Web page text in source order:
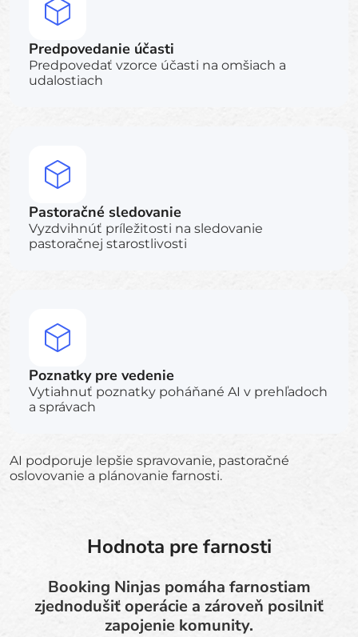
Predpovedanie účasti
Predpovedať vzorce účasti na omšiach a
udalostiach
Pastoračné sledovanie
Vyzdvihnúť príležitosti na sledovanie
pastoračnej starostlivosti
Poznatky pre vedenie
Vytiahnuť poznatky poháňané AI v prehľadoch
a správach
AI podporuje lepšie spravovanie, pastoračné
oslovovanie a plánovanie farnosti.
Hodnota pre farnosti
Booking Ninjas pomáha farnostiam
zjednodušiť operácie a zároveň posilniť
zapojenie komunity.